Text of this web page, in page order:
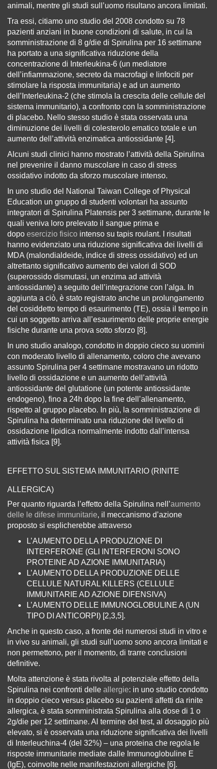
animali, mentre gli studi sull’uomo risultano ancora limitati.
Tra essi, citiamo uno studio del 2008 condotto su 78
pazienti anziani in buone condizioni di salute, in cui la
somministrazione di 8 g/die di Spirulina per 16 settimane
ha portato a una significativa riduzione della
concentrazione di Interleukina-6 (un mediatore
dell’infiammazione, secreto da macrofagi e linfociti per
stimolare la risposta immunitaria) e ad un aumento
dell’Interleukina-2 (che stimola la crescita delle cellule del
sistema immunitario), a confronto con la somministrazione
di placebo. Nello stesso studio è stata osservata una
diminuzione dei livelli di colesterolo ematico totale e un
aumento dell’attività enzimatica antiossidante [4].
Alcuni studi clinici hanno mostrato l’attività della Spirulina
nel prevenire il danno muscolare in caso di stress
ossidativo indotto da sforzo muscolare intenso.
In uno studio del National Taiwan College of Physical
Education un gruppo di studenti volontari ha assunto
integratori di Spirulina Platensis per 3 settimane, durante le
quali veniva loro prelevato il sangue prima e
dopo esercizio fisico intenso su tapis roulant. I risultati
hanno evidenziato una riduzione significativa dei livelli di
MDA (malondialdeide, indice di stress ossidativo) ed un
altrettanto significativo aumento dei valori di SOD
(superossido dismutasi, un enzima ad attività
antiossidante) a seguito dell’integrazione con l’alga. In
aggiunta a ciò, è stato registrato anche un prolungamento
del cosiddetto tempo di esaurimento (TE), ossia il tempo in
cui un soggetto arriva all’esaurimento delle proprie energie
fisiche durante una prova sotto sforzo [8].
In uno studio analogo, condotto in doppio cieco su uomini
con moderato livello di allenamento, coloro che avevano
assunto Spirulina per 4 settimane mostravano un ridotto
livello di ossidazione e un aumento dell’attività
antiossidante del glutatione (un potente antiossidante
endogeno), fino a 24h dopo la fine dell’allenamento,
rispetto al gruppo placebo. In più, la somministrazione di
Spirulina ha determinato una riduzione del livello di
ossidazione lipidica normalmente indotto dall’intensa
attività fisica [9].
EFFETTO SUL SISTEMA IMMUNITARIO (RINITE
ALLERGICA)
Per quanto riguarda l’effetto della Spirulina nell’aumento
delle le difese immunitarie, il meccanismo d’azione
proposto si esplicherebbe attraverso
L’AUMENTO DELLA PRODUZIONE DI
INTERFERONE (GLI INTERFERONI SONO
PROTEINE AD AZIONE IMMUNITARIA)
L’AUMENTO DELLA PRODUZIONE DELLE
CELLULE NATURAL KILLERS (CELLULE
IMMUNITARIE AD AZIONE DIFENSIVA)
L’AUMENTO DELLE IMMUNOGLOBULINE A (UN
TIPO DI ANTICORPI) [2,3,5].
Anche in questo caso, a fronte dei numerosi studi in vitro e
in vivo su animali, gli studi sull’uomo sono ancora limitati e
non permettono, per il momento, di trarre conclusioni
definitive.
Molta attenzione è stata rivolta al potenziale effetto della
Spirulina nei confronti delle allergie: in uno studio condotto
in doppio cieco versus placebo su pazienti affetti da rinite
allergica, è stata somministrata Spirulina alla dose di 1 o
2g/die per 12 settimane. Al termine del test, al dosaggio più
elevato, si è osservata una riduzione significativa dei livelli
di Interleuchina-4 (del 32%) – una proteina che regola le
risposte immunitarie mediate dalle Immunoglobuline E
(IgE), coinvolte nelle manifestazioni allergiche [6].